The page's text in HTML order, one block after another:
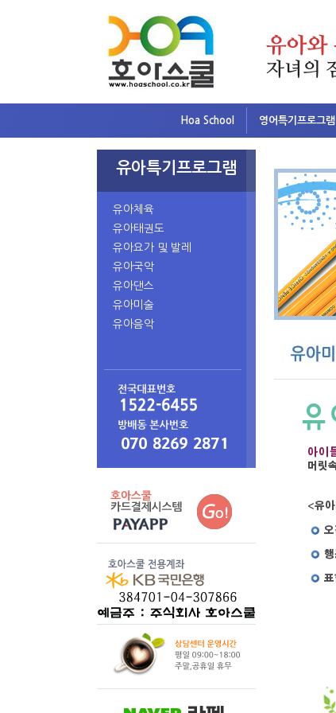
Hoa School 영어특기프로그램
유아특기프로그램
유아체육
유아태권도
유아요가 및 발레
유아국악
유아댄스
유아미술
유아음악